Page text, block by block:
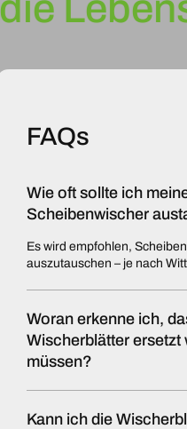
FAQs
Wie oft sollte ich
Scheibenwischer
Es wird empfohlen,
auszutauschen – je nach
Woran erkenne ich,
Wischerblätter ersetzt
müssen?
Kann ich die